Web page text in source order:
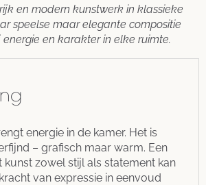
en modern kunstwerk in klassieke
speelse maar elegante compositie
en karakter in elke ruimte.
energie in de kamer. Het is
– grafisch maar warm. Een
kunst zowel stijl als statement kan
van expressie in eenvoud